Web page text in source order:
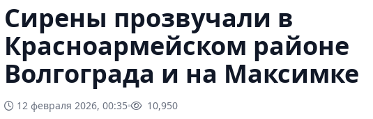
Сирены прозвучали в
Красноармейском районе
Волгограда и на Максимке
12 февраля 2026, 00:35 10,950